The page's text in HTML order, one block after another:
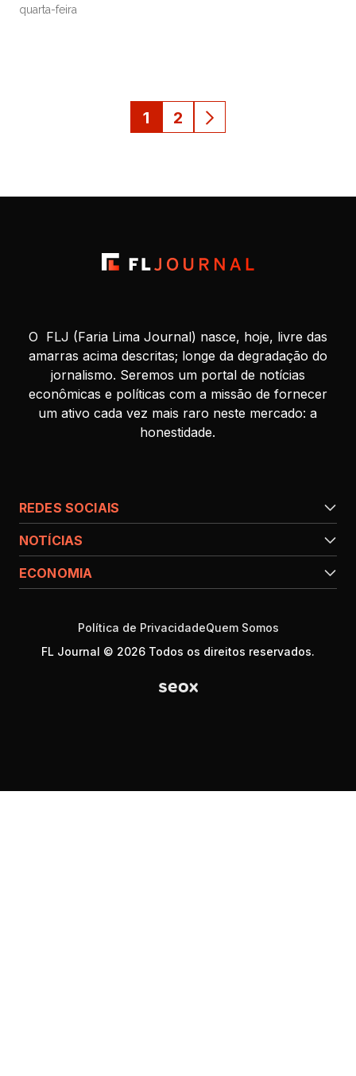
quarta-feira
1 2
O FLJ (Faria Lima Journal) nasce, hoje, livre das
amarras acima descritas; longe da degradação do
jornalismo. Seremos um portal de notícias
econômicas e políticas com a missão de fornecer
um ativo cada vez mais raro neste mercado: a
honestidade.
REDES SOCIAIS
NOTÍCIAS
ECONOMIA
FL Journal © 2026 Todos os direitos reservados.
Política de PrivacidadeQuem Somos